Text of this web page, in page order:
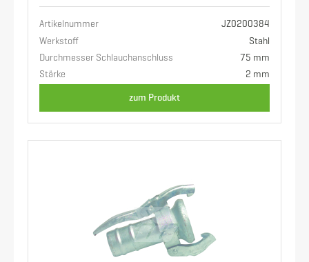
Artikelnummer
JZ0200384
Werkstoff
Stahl
Durchmesser Schlauchanschluss
75 mm
Stärke
2 mm
zum Produkt